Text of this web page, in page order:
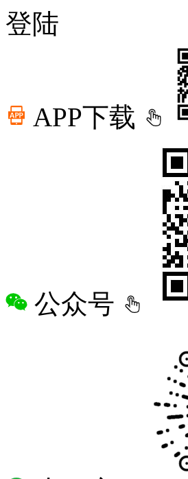
登陆
APP下载
公众号